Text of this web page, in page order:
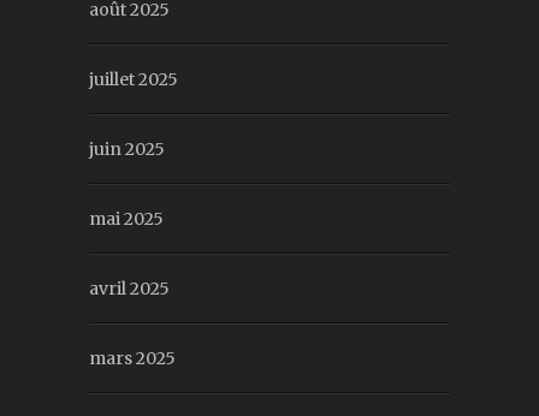
août 2025
juillet 2025
juin 2025
mai 2025
avril 2025
mars 2025